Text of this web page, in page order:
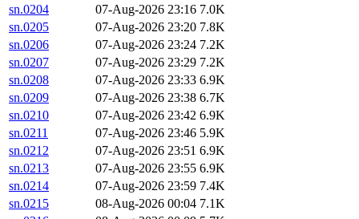
sn.0204
07-Aug-2026 23:16 7.0K
sn.0205
07-Aug-2026 23:20 7.8K
sn.0206
07-Aug-2026 23:24 7.2K
sn.0207
07-Aug-2026 23:29 7.2K
sn.0208
07-Aug-2026 23:33 6.9K
sn.0209
07-Aug-2026 23:38 6.7K
sn.0210
07-Aug-2026 23:42 6.9K
sn.0211
07-Aug-2026 23:46 5.9K
sn.0212
07-Aug-2026 23:51 6.9K
sn.0213
07-Aug-2026 23:55 6.9K
sn.0214
07-Aug-2026 23:59 7.4K
sn.0215
08-Aug-2026 00:04 7.1K